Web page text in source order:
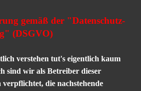
gemäß der "Datenschutz-
(DSGVO)
verstehen tut's eigentlich kaum
sind wir als Betreiber dieser
die nachstehende